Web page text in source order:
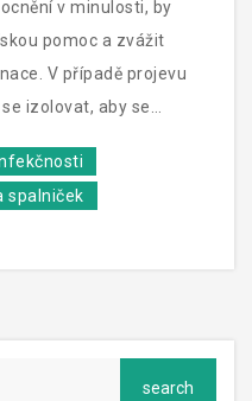
v minulosti, by
pomoc a zvážit
V případě projevu
izolovat, aby se
spalniček